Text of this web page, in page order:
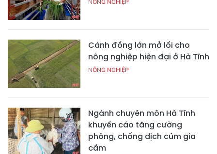
NÔNG NGHIỆP
Cánh đồng lớn mở lối cho
nông nghiệp hiện đại ở Hà Tĩnh
NÔNG NGHIỆP
Ngành chuyên môn Hà Tĩnh
khuyến cáo tăng cường
phòng, chống dịch cúm gia
cầm